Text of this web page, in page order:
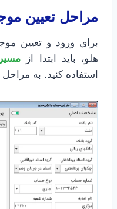
مراحل تعیین
برای ورود و تعیین
هلو، باید ابتدا از
استفاده کنید. به